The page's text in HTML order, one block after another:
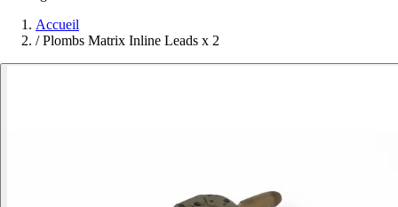
Accueil
/ Plombs Matrix Inline Leads x 2